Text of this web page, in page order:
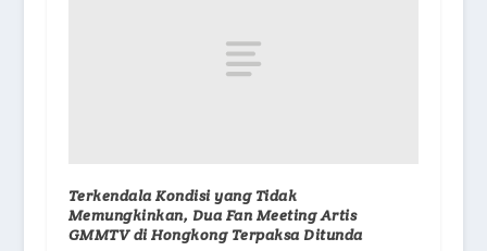
Terkendala Kondisi yang Tidak
Memungkinkan, Dua Fan Meeting Artis
GMMTV di Hongkong Terpaksa Ditunda